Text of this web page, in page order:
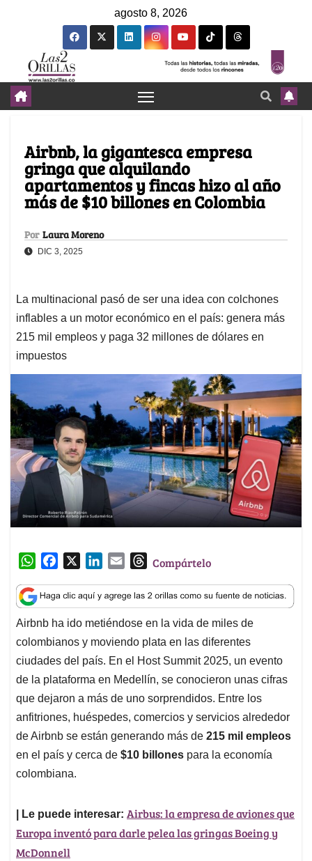
agosto 8, 2026
Airbnb, la gigantesca empresa
gringa que alquilando
apartamentos y fincas hizo al año
más de $10 billones en Colombia
Por Laura Moreno
DIC 3, 2025
La multinacional pasó de ser una idea con colchones
inflables a un motor económico en el país: genera más
215 mil empleos y paga 32 millones de dólares en
impuestos
W
a
t
s
A
p
p
c
e
b
o
o
k
n
k
e
d
I
n
a
i
l
T
r
e
a
d
s
Compártelo
Airbnb ha ido metiéndose en la vida de miles de
colombianos y moviendo plata en las diferentes
ciudades del país. En el Host Summit 2025, un evento
de la plataforma en Medellín, se conocieron unas cifras
que dejaron a más de uno sorprendidos. Entre los
anfitriones, huéspedes, comercios y servicios alrededor
de Airbnb se están generando más de 215 mil empleos
en el país y cerca de $10 billones para la economía
colombiana.
| Le puede interesar: Airbus: la empresa de aviones que
Europa inventó para darle pelea las gringas Boeing y
McDonnell